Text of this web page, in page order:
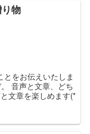
物
をお伝えいたしま
音声と文章、どち
文章を楽しめます(*